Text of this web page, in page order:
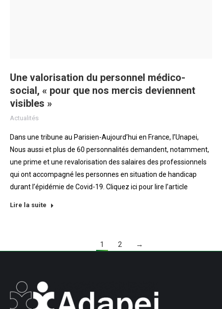
Une valorisation du personnel médico-
social, « pour que nos mercis deviennent
visibles »
Actualités
Dans une tribune au Parisien-Aujourd’hui en France, l’Unapei,
Nous aussi et plus de 60 personnalités demandent, notamment,
une prime et une revalorisation des salaires des professionnels
qui ont accompagné les personnes en situation de handicap
durant l’épidémie de Covid-19. Cliquez ici pour lire l’article
Lire la suite
1 2 →